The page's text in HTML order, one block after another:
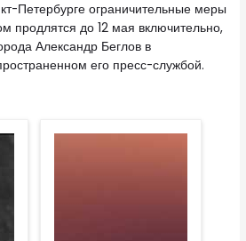
Петербурге ограничительные меры
продлятся до 12 мая включительно,
Александр Беглов в
его пресс-службой.